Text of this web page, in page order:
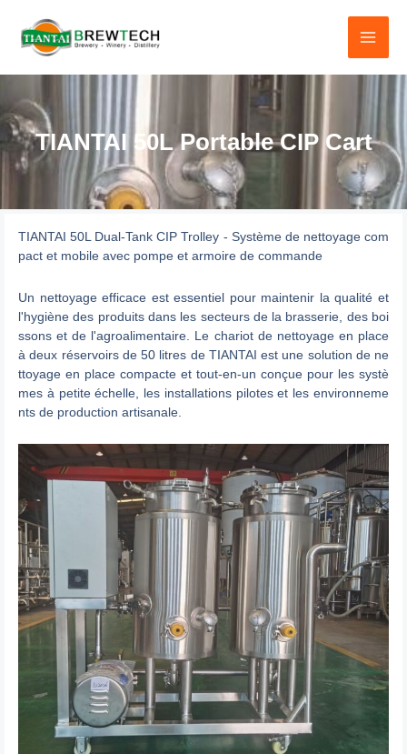
TIANTAI 50L Portable CIP Cart
TIANTAI 50L Dual-Tank CIP Trolley - Système de nettoyage com
pact et mobile avec pompe et armoire de commande
Un nettoyage efficace est essentiel pour maintenir la qualité et
l'hygiène des produits dans les secteurs de la brasserie, des boi
ssons et de l'agroalimentaire. Le chariot de nettoyage en place
à deux réservoirs de 50 litres de TIANTAI est une solution de ne
ttoyage en place compacte et tout-en-un conçue pour les systè
mes à petite échelle, les installations pilotes et les environneme
nts de production artisanale.